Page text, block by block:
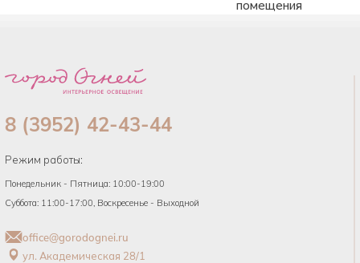
помещения
8 (3952) 42-43-44
Режим работы:
Понедельник - Пятница: 10:00-19:00
Суббота: 11:00-17:00, Воскресенье - Выходной
office@gorodognei.ru
ул. Академическая 28/1